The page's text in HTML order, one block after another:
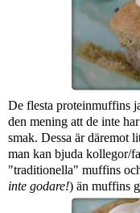
De flesta proteinmuffins
den mening att de inte
smak. Dessa är däremot
man kan bjuda kollegor/
"traditionella" muffins
inte godare!) än muffins